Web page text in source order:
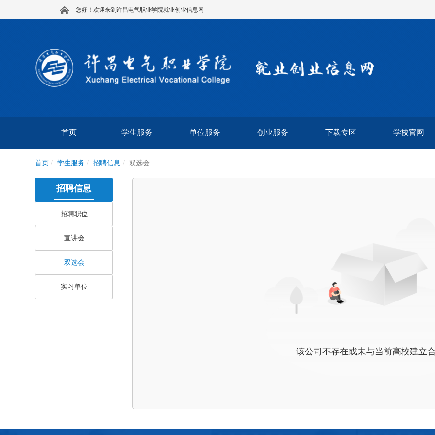
您好！欢迎来到许昌电气职业学院就业创业信息网
首页 学生服务 单位服务 创业服务 下载专区 学校官网
首页 学生服务 招聘信息 双选会
招聘信息
招聘职位
宣讲会
双选会
实习单位
该公司不存在或未与当前高校建立